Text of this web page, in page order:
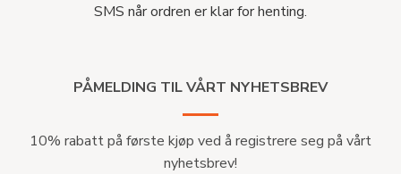
SMS når ordren er klar for henting.
PÅMELDING TIL VÅRT NYHETSBREV
10% rabatt på første kjøp ved å registrere seg på vårt
nyhetsbrev!